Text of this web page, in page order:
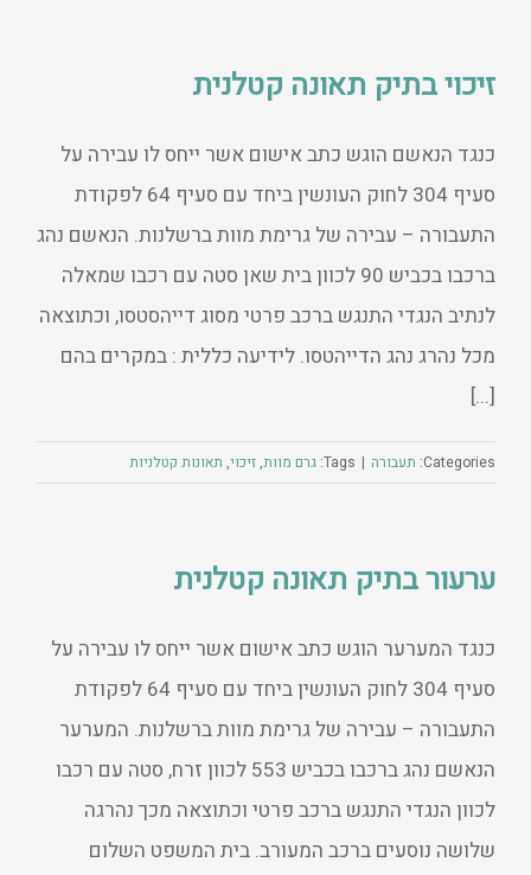
זיכוי בתיק תאונה קטלנית
כנגד הנאשם הוגש כתב אישום אשר ייחס לו עבירה על
סעיף 304 לחוק העונשין ביחד עם סעיף 64 לפקודת
התעבורה – עבירה של גרימת מוות ברשלנות. הנאשם נהג
ברכבו בכביש 90 לכוון בית שאן סטה עם רכבו שמאלה
לנתיב הנגדי התנגש ברכב פרטי מסוג דייהסטסו, וכתוצאה
מכל נהרג נהג הדייהטסו. לידיעה כללית : במקרים בהם
[...]
Categories: תעבורה |
Tags: גרם מוות,זיכוי, תאונות קטלניות
ערעור בתיק תאונה קטלנית
כנגד המערער הוגש כתב אישום אשר ייחס לו עבירה על
סעיף 304 לחוק העונשין ביחד עם סעיף 64 לפקודת
התעבורה – עבירה של גרימת מוות ברשלנות. המערער
הנאשם נהג ברכבו בכביש 553 לכוון זרח, סטה עם רכבו
לכוון הנגדי התנגש ברכב פרטי וכתוצאה מכך נהרגה
שלושה נוסעים ברכב המעורב. בית המשפט השלום